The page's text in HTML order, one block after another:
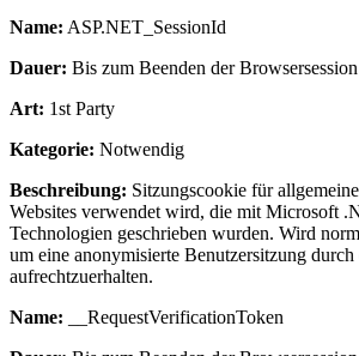
Name: ASP.NET_SessionId
Dauer: Bis zum Beenden der Browsersession
Art: 1st Party
Kategorie: Notwendig
Beschreibung: Sitzungscookie für
Websites verwendet wird, die mit Microsoft
Technologien geschrieben wurden. Wird
um eine anonymisierte Benutzersitzung durch
aufrechtzuerhalten.
Name: __RequestVerificationToken